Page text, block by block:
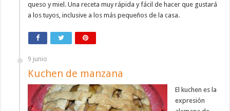
queso y miel. Una receta muy rápida y fácil de hacer que gustará
a los tuyos, inclusive a los más pequeños de la casa.
9 junio
Kuchen de manzana
El kuchen es la
expresión